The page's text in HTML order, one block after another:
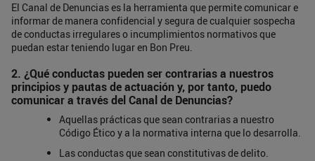
El Canal de Denuncias es la herramienta que permite comunicar e
informar de manera confidencial y segura de cualquier sospecha
de conductas irregulares o incumplimientos normativos que
puedan estar teniendo lugar en Bon Preu.
2. ¿Qué conductas pueden ser contrarias a nuestros
principios y pautas de actuación y, por tanto, puedo
comunicar a través del Canal de Denuncias?
Aquellas prácticas que sean contrarias a nuestro
Código Ético y a la normativa interna que lo desarrolla.
Las conductas que sean constitutivas de delito.